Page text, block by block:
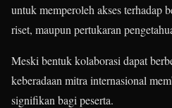
untuk memperoleh akses terhadap
riset, maupun pertukaran
Meski bentuk kolaborasi dapat
keberadaan mitra internasional
signifikan bagi peserta.